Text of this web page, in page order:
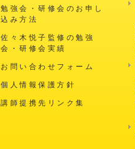
勉強会・研修会のお申し
込み方法
佐々木悦子監修の勉強
会・研修会実績
お問い合わせフォーム
個人情報保護方針
講師提携先リンク集